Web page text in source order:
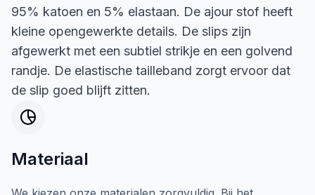
95% katoen en 5% elastaan. De ajour stof heeft
kleine opengewerkte details. De slips zijn
afgewerkt met een subtiel strikje en een golvend
randje. De elastische tailleband zorgt ervoor dat
de slip goed blijft zitten.
Materiaal